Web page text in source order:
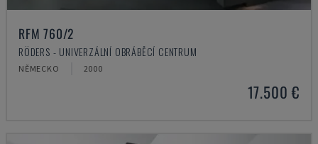
RFM 760/2
RÖDERS - UNIVERZÁLNÍ OBRÁBĚCÍ CENTRUM
NĚMECKO 2000
17.500 €